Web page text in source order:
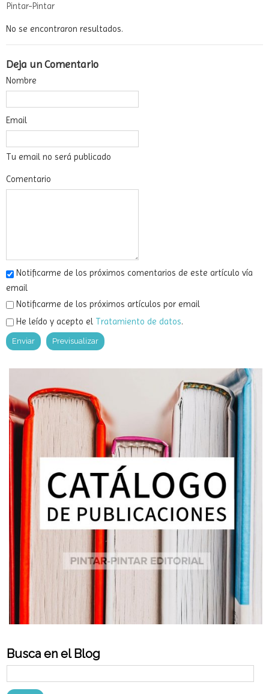
Busca en el Blog
Pintar-Pintar
No se encontraron resultados.
Deja un Comentario
Nombre
Email
Tu email no será publicado
Comentario
Notificarme de los próximos comentarios de este artículo vía
email
Notificarme de los próximos artículos por email
He leído y acepto el Tratamiento de datos.